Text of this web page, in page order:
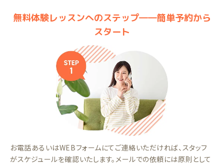
無料体験レッスンへのステップ――簡単予約から
スタート
お電話あるいはWEBフォームにてご連絡いただければ、スタッフ
がスケジュールを確認いたします。メールでの依頼には原則として